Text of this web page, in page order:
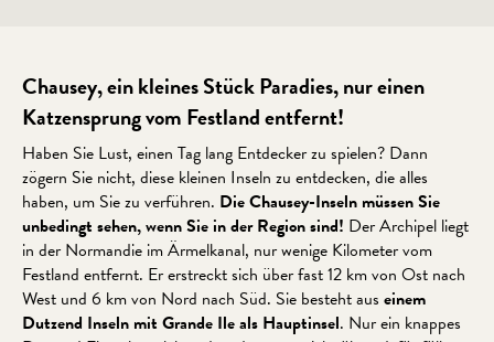
Chausey, ein kleines Stück Paradies, nur einen
Katzensprung vom Festland entfernt!
Haben Sie Lust, einen Tag lang Entdecker zu spielen? Dann
zögern Sie nicht, diese kleinen Inseln zu entdecken, die alles
haben, um Sie zu verführen. Die Chausey-Inseln müssen Sie
unbedingt sehen, wenn Sie in der Region sind! Der Archipel liegt
in der Normandie im Ärmelkanal, nur wenige Kilometer vom
Festland entfernt. Er erstreckt sich über fast 12 km von Ost nach
West und 6 km von Nord nach Süd. Sie besteht aus einem
Dutzend Inseln mit Grande Ile als Hauptinsel. Nur ein knappes